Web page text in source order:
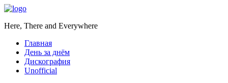
Here, There and Everywhere
Главная
День за днём
Дискография
Unofficial